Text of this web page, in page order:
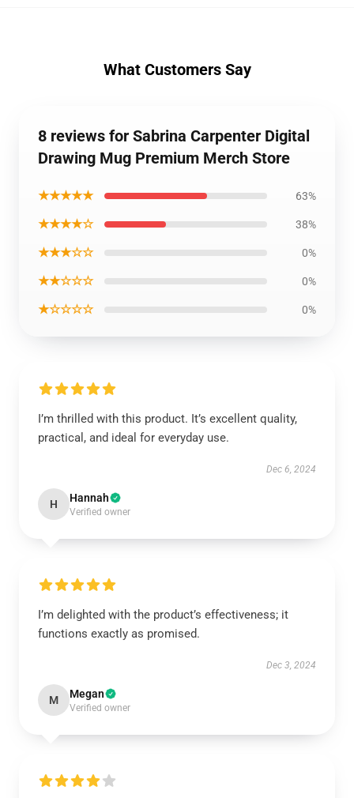
What Customers Say
8 reviews for Sabrina Carpenter Digital
Drawing Mug Premium Merch Store
★★★★★ 63%
★★★★☆ 38%
★★★☆☆ 0%
★★☆☆☆ 0%
★☆☆☆☆ 0%
I’m thrilled with this product. It’s excellent quality,
practical, and ideal for everyday use.
Dec 6, 2024
H Hannah
Verified owner
I’m delighted with the product’s effectiveness; it
functions exactly as promised.
Dec 3, 2024
M Megan
Verified owner